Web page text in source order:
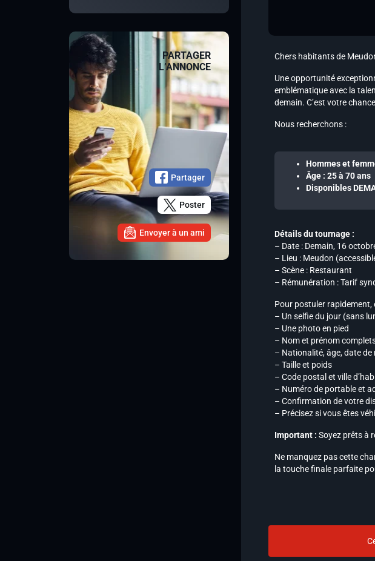
PARTAGER
L’ANNONCE
Partager
Poster
Envoyer à un ami
Chers habitants de
Une opportunité
emblématique avec la
demain. C’est votre
Nous recherchons :
Hommes et
Âge : 25 à 70 ans
Disponibles
Détails du tournage :
– Date : Demain, 16
– Lieu : Meudon
– Scène : Restaurant
– Rémunération : Tarif
Pour postuler rapidement,
– Un selfie du jour (sans
– Une photo en pied
– Nom et prénom
– Nationalité, âge, date de
– Taille et poids
– Code postal et ville
– Numéro de portable et
– Confirmation de votre
– Précisez si vous êtes
Important : Soyez prêts à
Ne manquez pas cette
la touche finale parfaite